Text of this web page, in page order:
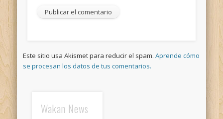
Este sitio usa Akismet para reducir el spam.Aprende cómo
se procesan los datos de tus comentarios.
Wakan News